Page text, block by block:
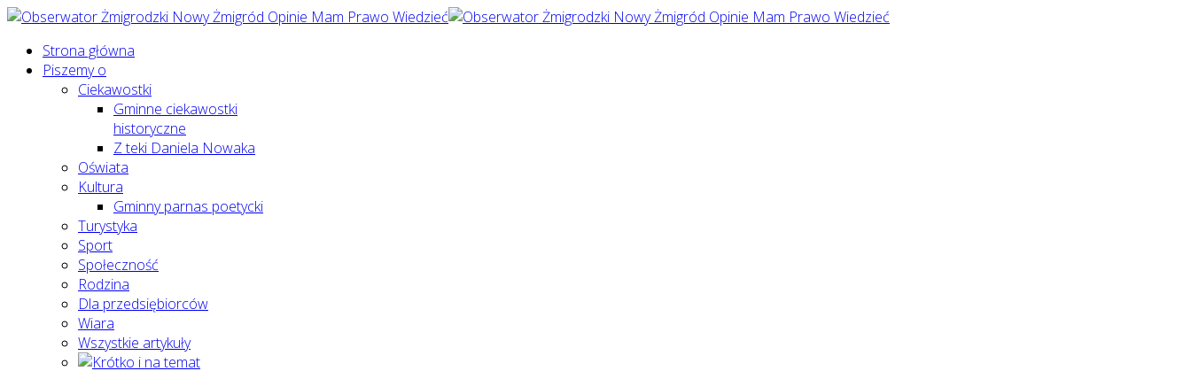
Strona główna
Piszemy o
Ciekawostki
Gminne ciekawostki
historyczne
Z teki Daniela Nowaka
Oświata
Kultura
Gminny parnas poetycki
Turystyka
Sport
Społeczność
Rodzina
Dla przedsiębiorców
Wiara
Wszystkie artykuły